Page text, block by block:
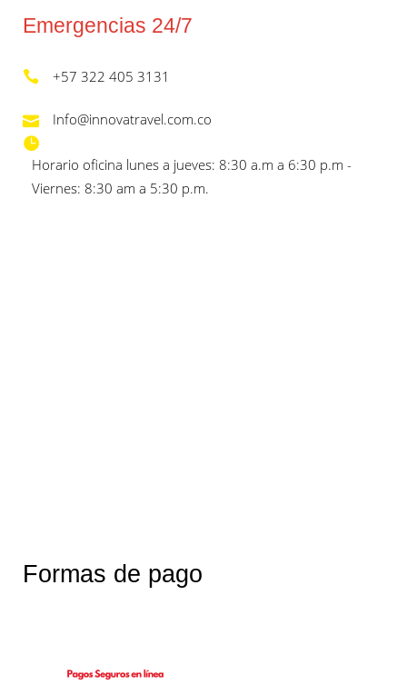
Emergencias 24/7
+57 322 405 3131
Info@innovatravel.com.co
Horario oficina lunes a jueves: 8:30 a.m a 6:30 p.m -
Viernes: 8:30 am a 5:30 p.m.
Formas de pago